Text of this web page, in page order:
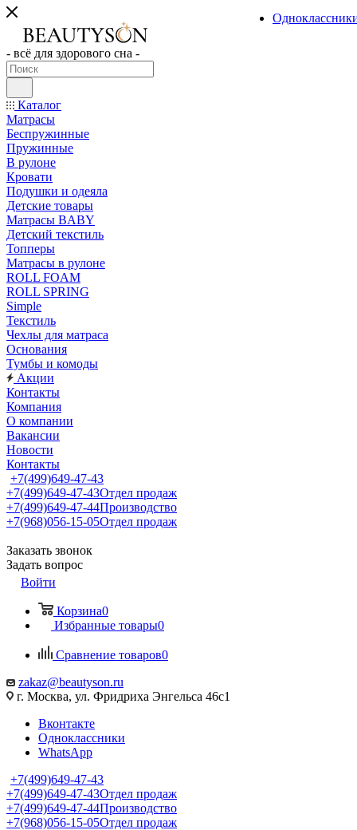
- всё для здорового сна -
Каталог
Матрасы
Беспружинные
Пружинные
В рулоне
Кровати
Подушки и одеяла
Детские товары
Матрасы BABY
Детский текстиль
Топперы
Матрасы в рулоне
ROLL FOAM
ROLL SPRING
Simple
Текстиль
Чехлы для матраса
Основания
Тумбы и комоды
Акции
Контакты
Компания
О компании
Вакансии
Новости
Контакты
+7(499)649-47-43
+7(499)649-47-43Отдел продаж
+7(499)649-47-44Производство
+7(968)056-15-05Отдел продаж
Заказать звонок
Задать вопрос
Войти
Корзина0
Избранные товары0
Сравнение товаров0
zakaz@beautyson.ru
г. Москва, ул. Фридриха Энгельса 46с1
Вконтакте
Одноклассники
WhatsApp
+7(499)649-47-43
+7(499)649-47-43Отдел продаж
+7(499)649-47-44Производство
+7(968)056-15-05Отдел продаж